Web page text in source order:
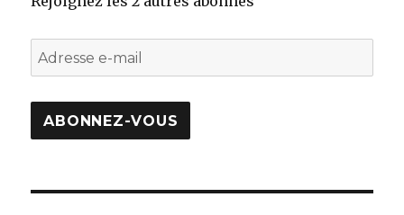
Adresse
e-
mail
ABONNEZ-VOUS